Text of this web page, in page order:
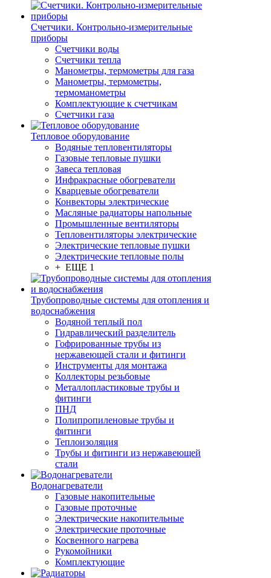
Счетчики. Контрольно-измерительные
приборы
Счетчики воды
Счетчики тепла
Манометры, термометры для газа
Манометры, термометры,
термоманометры
Комплектующие к счетчикам
Счетчики газа
Тепловое оборудование
Водяные тепловентиляторы
Газовые тепловые пушки
Завеса тепловая
Инфракрасные обогреватели
Кварцевые обогреватели
Конвекторы электрические
Масляные радиаторы напольные
Промышленные вентиляторы
Тепловентиляторы электрические
Электрические тепловые пушки
Электрические тепловые полы
+ ЕЩЕ 1
Трубопроводные системы для отопления и
водоснабжения
Водяной теплый пол
Гидравлический разделитель
Гофрированные трубы из
нержавеющей стали и фитинги
Инструменты для монтажа
Коллекторы резьбовые
Металлопластиковые трубы и
фитинги
ПНД
Полипропиленовые трубы и
фитинги
Теплоизоляция
Трубы и фитинги из нержавеющей
стали
Водонагреватели
Газовые накопительные
Газовые проточные
Электрические накопительные
Электрические проточные
Косвенного нагрева
Рукомойники
Комплектующие